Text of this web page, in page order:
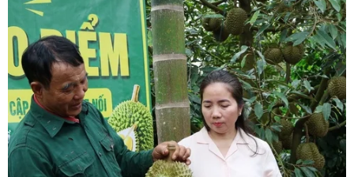
YouTube
05/08/2026 09:22
Tiếp nhận 47 công dân Việt Nam bị
Hoa Kỳ trục xuất về nước
05/08/2026 07:38